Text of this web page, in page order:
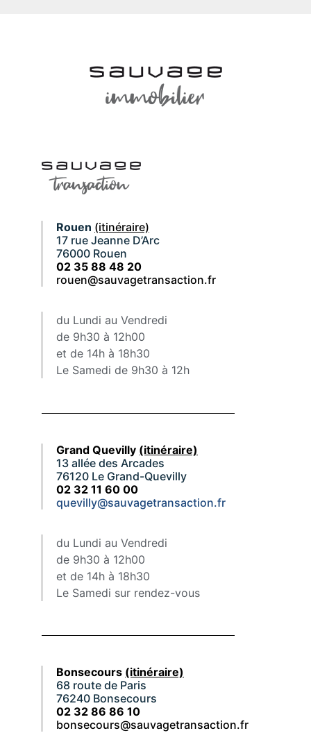
Rouen (itinéraire)
17 rue Jeanne D’Arc
76000 Rouen
02 35 88 48 20
rouen@sauvagetransaction.fr
du Lundi au Vendredi
de 9h30 à 12h00
et de 14h à 18h30
Le Samedi de 9h30 à 12h
Grand Quevilly (itinéraire)
13 allée des Arcades
76120 Le Grand-Quevilly
02 32 11 60 00
quevilly@sauvagetransaction.fr
du Lundi au Vendredi
de 9h30 à 12h00
et de 14h à 18h30
Le Samedi sur rendez-vous
Bonsecours (itinéraire)
68 route de Paris
76240 Bonsecours
02 32 86 86 10
bonsecours@sauvagetransaction.fr